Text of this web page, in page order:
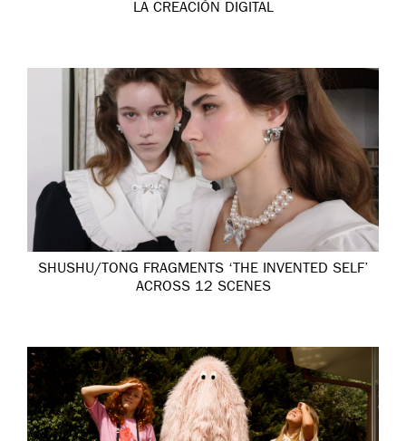
LA CREACIÓN DIGITAL
SHUSHU/TONG FRAGMENTS ‘THE INVENTED SELF’
ACROSS 12 SCENES